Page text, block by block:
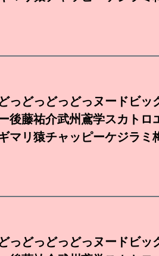
どっどっどっヌードビ
後藤祐介武州鳶学スカト
リ猿チャッピーケジラ
どっどっどっヌードビ